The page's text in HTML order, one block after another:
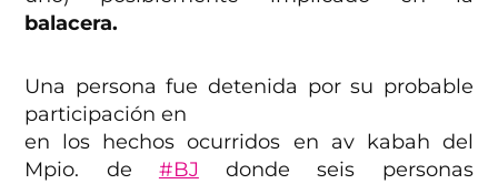
balacera.
Una persona fue detenida por su probable
participación en
en los hechos ocurridos en av kabah del
Mpio. de #BJ donde seis personas